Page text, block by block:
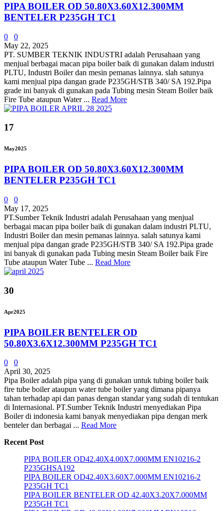
PIPA BOILER OD 50.80X3.60X12.300MM
BENTELER P235GH TC1
0
0
May 22, 2025
PT. SUMBER TEKNIK INDUSTRI adalah Perusahaan yang
menjual berbagai macan pipa boiler baik di gunakan dalam industri
PLTU, Industri Boiler dan mesin pemanas lainnya. slah satunya
kami menjual pipa dangan grade P235GH/STB 340/ SA 192.Pipa
grade ini banyak di gunakan pada Tubing mesin Steam Boiler baik
Fire Tube ataupun Water ... Read More
17
May2025
PIPA BOILER OD 50.80X3.60X12.300MM
BENTELER P235GH TC1
0
0
May 17, 2025
PT.Sumber Teknik Industri adalah Perusahaan yang menjual
berbagai macan pipa boiler baik di gunakan dalam industri PLTU,
Industri Boiler dan mesin pemanas lainnya. salah satunya kami
menjual pipa dangan grade P235GH/STB 340/ SA 192.Pipa grade
ini banyak di gunakan pada Tubing mesin Steam Boiler baik Fire
Tube ataupun Water Tube ... Read More
30
Apr2025
PIPA BOILER BENTELER OD
50.80X3.6X12.300MM P235GH TC1
0
0
April 30, 2025
Pipa Boiler adalah pipa yang di gunakan untuk tubing boiler baik
fire tube boiler ataupun water tube boiler yang dimana pipanya
tahan terhadap api dan panas dengan standar yang sudah di tentukan
di Internasional. PT.Sumber Teknik Industri menyediakan Pipa
Boiler di indonesia kami banyak menyediakan pipa dengan merk
benteler dan berbagai ... Read More
Recent Post
PIPA BOILER OD42.40X4.00X7.000MM EN10216-2
P235GHSA192
PIPA BOILER OD42.40X3.60X7.000MM EN10216-2
P235GH TC1
PIPA BOILER BENTELER OD 42.40X3.20X7.000MM
P235GH TC1